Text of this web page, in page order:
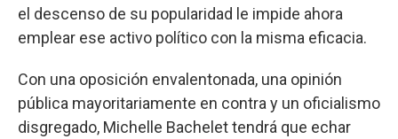
el descenso de su popularidad le impide ahora
emplear ese activo político con la misma eficacia.
Con una oposición envalentonada, una opinión
pública mayoritariamente en contra y un oficialismo
disgregado, Michelle Bachelet tendrá que echar